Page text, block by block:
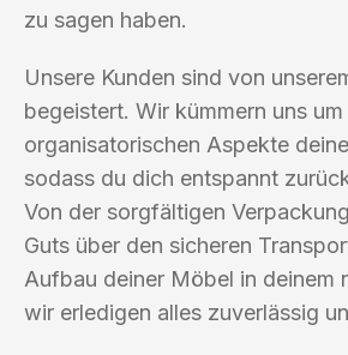
zu sagen haben.
Unsere Kunden sind von
begeistert. Wir kümmern uns um
organisatorischen Aspekte
sodass du dich entspannt
Von der sorgfältigen
Guts über den sicheren
Aufbau deiner Möbel in deinem
wir erledigen alles zuverlässig